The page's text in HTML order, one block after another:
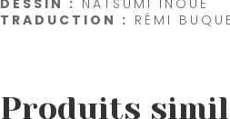
DESSIN : NATSUMI INOUE
TRADUCTION : RÉMI
Produits